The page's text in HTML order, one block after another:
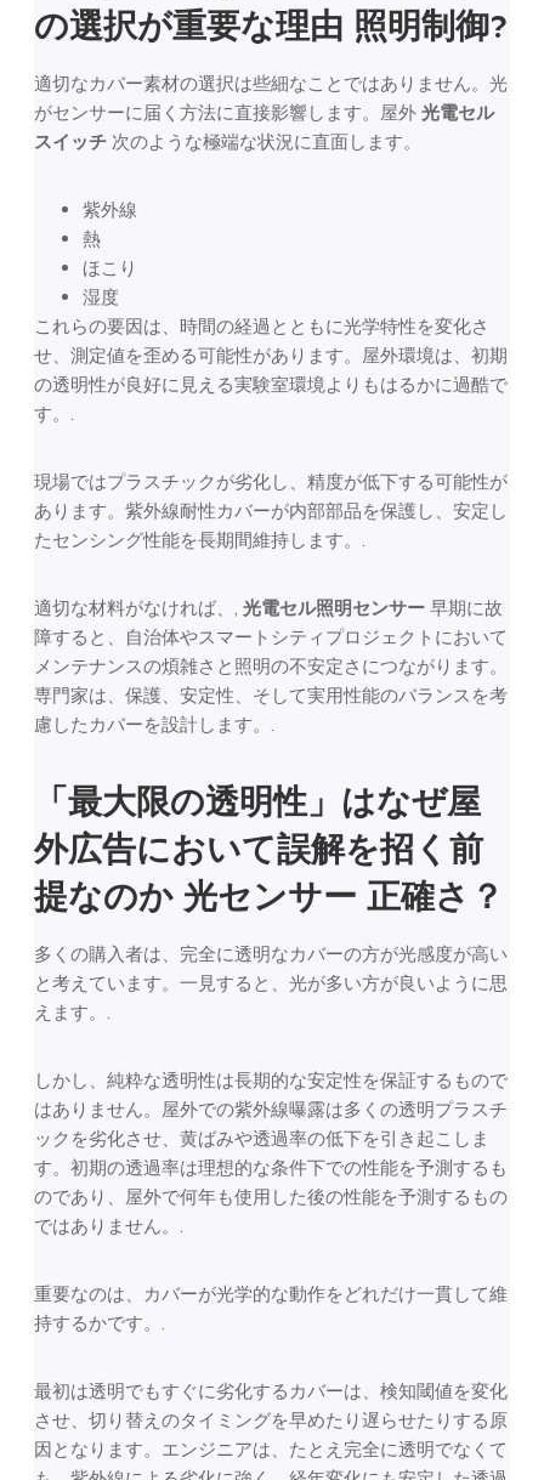
の選択が重要な理由 照明制御?
適切なカバー素材の選択は些細なことではありません。光
がセンサーに届く方法に直接影響します。屋外 光電セル
スイッチ 次のような極端な状況に直面します。
紫外線
熱
ほこり
湿度
これらの要因は、時間の経過とともに光学特性を変化さ
せ、測定値を歪める可能性があります。屋外環境は、初期
の透明性が良好に見える実験室環境よりもはるかに過酷で
す。.
現場ではプラスチックが劣化し、精度が低下する可能性が
あります。紫外線耐性カバーが内部部品を保護し、安定し
たセンシング性能を長期間維持します。.
適切な材料がなければ、, 光電セル照明センサー 早期に故
障すると、自治体やスマートシティプロジェクトにおいて
メンテナンスの煩雑さと照明の不安定さにつながります。
専門家は、保護、安定性、そして実用性能のバランスを考
慮したカバーを設計します。.
「最大限の透明性」はなぜ屋
外広告において誤解を招く前
提なのか 光センサー 正確さ？
多くの購入者は、完全に透明なカバーの方が光感度が高い
と考えています。一見すると、光が多い方が良いように思
えます。.
しかし、純粋な透明性は長期的な安定性を保証するもので
はありません。屋外での紫外線曝露は多くの透明プラスチ
ックを劣化させ、黄ばみや透過率の低下を引き起こしま
す。初期の透過率は理想的な条件下での性能を予測するも
のであり、屋外で何年も使用した後の性能を予測するもの
ではありません。.
重要なのは、カバーが光学的な動作をどれだけ一貫して維
持するかです。.
最初は透明でもすぐに劣化するカバーは、検知閾値を変化
させ、切り替えのタイミングを早めたり遅らせたりする原
因となります。エンジニアは、たとえ完全に透明でなくて